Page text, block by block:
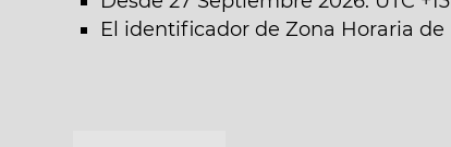
El identificador de Zona Horaria